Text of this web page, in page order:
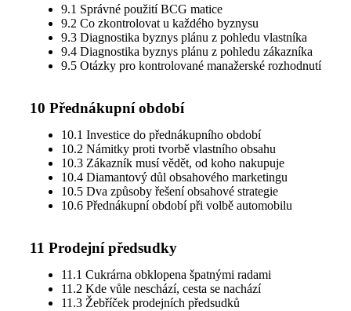
9.1 Správné použití BCG matice
9.2 Co zkontrolovat u každého byznysu
9.3 Diagnostika byznys plánu z pohledu vlastníka
9.4 Diagnostika byznys plánu z pohledu zákazníka
9.5 Otázky pro kontrolované manažerské rozhodnutí
10 Přednákupní období
10.1 Investice do přednákupního období
10.2 Námitky proti tvorbě vlastního obsahu
10.3 Zákazník musí vědět, od koho nakupuje
10.4 Diamantový důl obsahového marketingu
10.5 Dva způsoby řešení obsahové strategie
10.6 Přednákupní období při volbě automobilu
11 Prodejní předsudky
11.1 Cukrárna obklopena špatnými radami
11.2 Kde vůle neschází, cesta se nachází
11.3 Žebříček prodejních předsudků